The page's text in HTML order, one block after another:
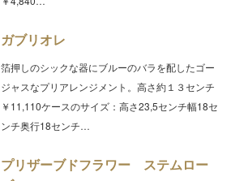
ガブリオレ
箔押しのシックな器にブルーのバラを配したゴー
ジャスなプリアレンジメント。高さ約１３センチ
￥11,110ケースのサイズ：高さ23,5センチ幅18セ
ンチ奥行18センチ…
プリザーブドフラワー ステムロー